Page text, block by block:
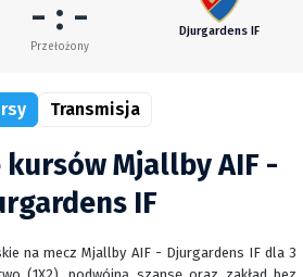
- : -
Przełożony
Djurgardens IF
Transmisja
Mjallby AIF -
IF
na mecz Mjallby AIF - Djurgardens IF dla 3